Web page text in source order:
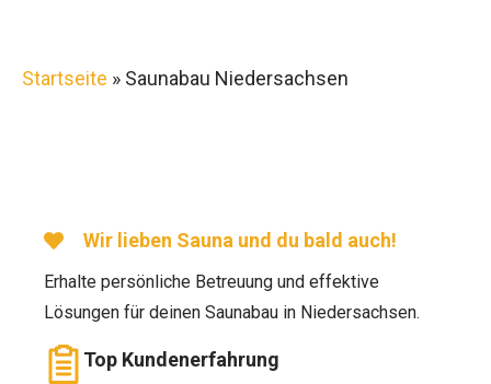
Startseite » Saunabau Niedersachsen
Wir lieben Sauna und du bald auch!
Erhalte persönliche Betreuung und effektive
Lösungen für deinen Saunabau in Niedersachsen.
Top Kundenerfahrung